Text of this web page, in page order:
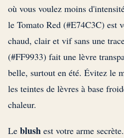
où vous voulez moins
le Tomato Red (#E74C3C) est
chaud, clair et vif sans une
(#FF9933) fait une lèvre
belle, surtout en été. Évitez le
les teintes de lèvres à base
chaleur.
Le blush est votre arme